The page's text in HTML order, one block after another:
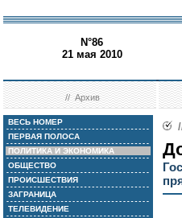
N°86
21 мая 2010
//Архив
ВЕСЬ НОМЕР
ПЕРВАЯ ПОЛОСА
ПОЛИТИКА И ЭКОНОМИКА
ОБЩЕСТВО
ПРОИСШЕСТВИЯ
ЗАГРАНИЦА
ТЕЛЕВИДЕНИЕ